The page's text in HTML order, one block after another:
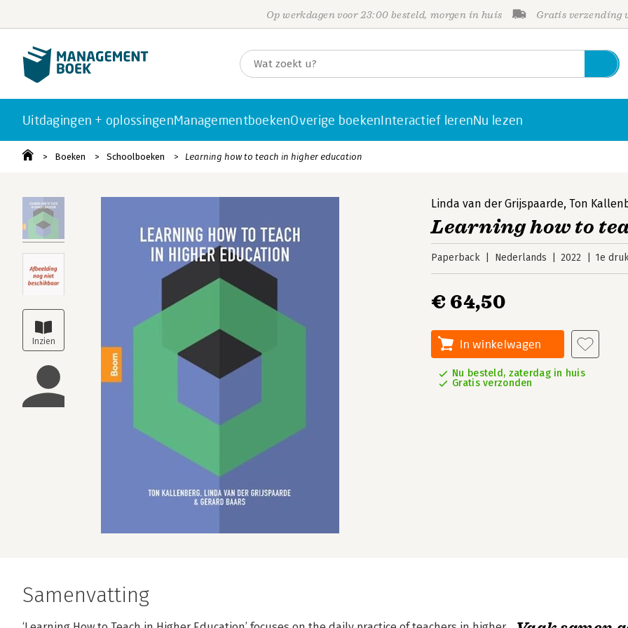
Op werkdagen voor 23:00 besteld, morgen in huis Gratis verzending
Uitdagingen + oplossingenManagementboekenOverige boekenInteractief lerenNu lezen
Boeken Schoolboeken Learning how to teach in higher education
Linda van der Grijspaarde,Ton
Learning how to
Paperback Nederlands 2022 1e
€ 64,50
In winkelwagen
Nu besteld, zaterdag in huis
Gratis verzonden
Samenvatting